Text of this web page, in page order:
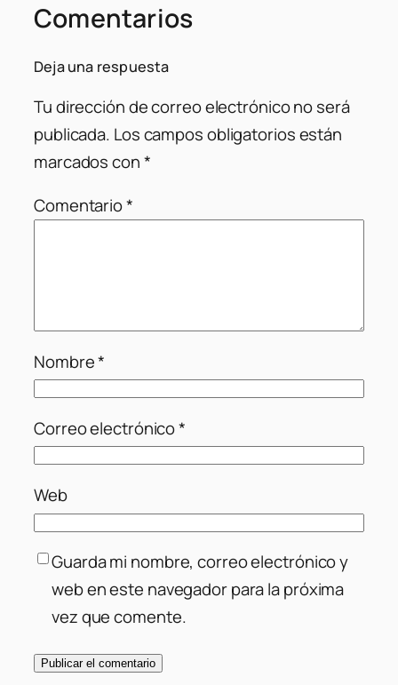
Comentarios
Deja una respuesta
Tu dirección de correo electrónico no será
publicada. Los campos obligatorios están
marcados con*
Comentario*
Nombre*
Correo electrónico*
Web
Guarda mi nombre, correo electrónico y
web en este navegador para la próxima
vez que comente.